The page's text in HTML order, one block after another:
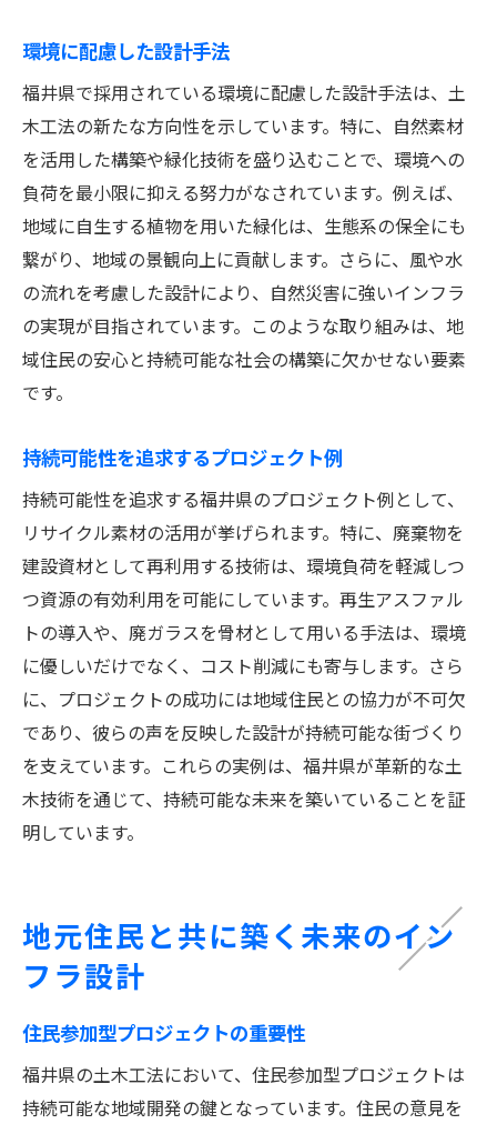
環境に配慮した設計手法
福井県で採用されている環境に配慮した設計手法は、土
木工法の新たな方向性を示しています。特に、自然素材
を活用した構築や緑化技術を盛り込むことで、環境への
負荷を最小限に抑える努力がなされています。例えば、
地域に自生する植物を用いた緑化は、生態系の保全にも
繋がり、地域の景観向上に貢献します。さらに、風や水
の流れを考慮した設計により、自然災害に強いインフラ
の実現が目指されています。このような取り組みは、地
域住民の安心と持続可能な社会の構築に欠かせない要素
です。
持続可能性を追求するプロジェクト例
持続可能性を追求する福井県のプロジェクト例として、
リサイクル素材の活用が挙げられます。特に、廃棄物を
建設資材として再利用する技術は、環境負荷を軽減しつ
つ資源の有効利用を可能にしています。再生アスファル
トの導入や、廃ガラスを骨材として用いる手法は、環境
に優しいだけでなく、コスト削減にも寄与します。さら
に、プロジェクトの成功には地域住民との協力が不可欠
であり、彼らの声を反映した設計が持続可能な街づくり
を支えています。これらの実例は、福井県が革新的な土
木技術を通じて、持続可能な未来を築いていることを証
明しています。
地元住民と共に築く未来のイン
フラ設計
住民参加型プロジェクトの重要性
福井県の土木工法において、住民参加型プロジェクトは
持続可能な地域開発の鍵となっています。住民の意見を